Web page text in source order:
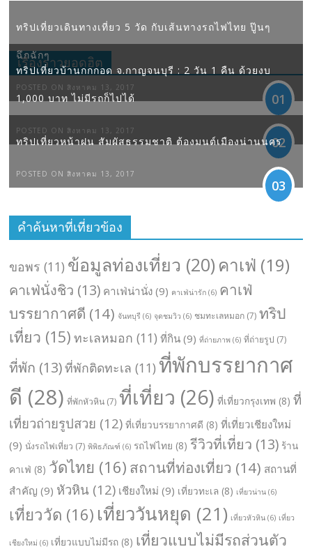
เรื่องราวยอดฮิต
ทริปเที่ยวเดินทางเที่ยว 5 วัด กับเส้นทางรถไฟไทย ปู๊นๆ
ฉึกฉักๆ
POSTED ON สิงหาคม 13, 2017
01
ทริปเที่ยวบ้านกกกอด จ.กาญจนบุรี : 2 วัน 1 คืน ด้วยงบ
1,000 บาท ไม่มีรถก็ไปได้
POSTED ON สิงหาคม 13, 2017
02
ทริปเที่ยวหน้าฝน สัมผัสธรรมชาติ ต้องมนต์เมืองน่านนคร
POSTED ON สิงหาคม 13, 2017
03
คำค้นหาที่เที่ยวข้อง
ขอพร (11) ข้อมูลท่องเที่ยว (20) คาเฟ่ (19)
คาเฟ่นั่งชิว (13) คาเฟ่น่านั่ง (9) คาเฟ่น่ารัก (6) คาเฟ่
บรรยากาศดี (14) จันทบุรี (6) จุดชมวิว (6) ชมทะเลหมอก (7) ทริป
เที่ยว (15) ทะเลหมอก (11) ที่กิน (9) ที่ถ่ายภาพ (6) ที่ถ่ายรูป (7)
ที่พัก (13)ที่พักติดทะเล (11) ที่พักบรรยากาศ
ดี (28) ที่พักหัวหิน (7) ที่เที่ยว (26) ที่เที่ยวกรุงเทพ (8) ที่
เที่ยวถ่ายรูปสวย (12) ที่เที่ยวบรรยากาศดี (8) ที่เที่ยวเชียงใหม่
(9) นั่งรถไฟเที่ยว (7) พิพิธภัณฑ์ (6) รถไฟไทย (8) รีวิวที่เที่ยว (13) ร้าน
คาเฟ่ (8) วัดไทย (16) สถานที่ท่องเที่ยว (14) สถานที่
สำคัญ (9) หัวหิน (12) เชียงใหม่ (9) เที่ยวทะเล (8) เที่ยวน่าน (6)
เที่ยววัด (16) เที่ยววันหยุด (21) เที่ยวหัวหิน (6) เที่ยว
เชียงใหม่ (6) เที่ยวแบบไม่มีรถ (8) เที่ยวแบบไม่มีรถส่วนตัว